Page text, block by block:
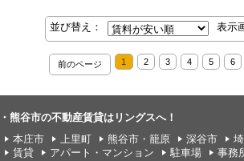
並び替え： 表示
前のページ 1 2 3 4 5 6
熊谷市の不動産賃貸はリングスへ！
本庄市 上里町 熊谷市・籠原 深谷市
賃貸
アパート・マンション 駐車場
事務